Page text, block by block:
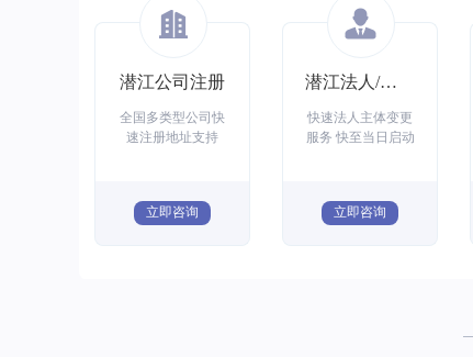
潜江公司注册
全国多类型公司快
速注册地址支持
立即咨询
潜江法人/主体变更
快速法人主体变更
服务 快至当日启动
立即咨询